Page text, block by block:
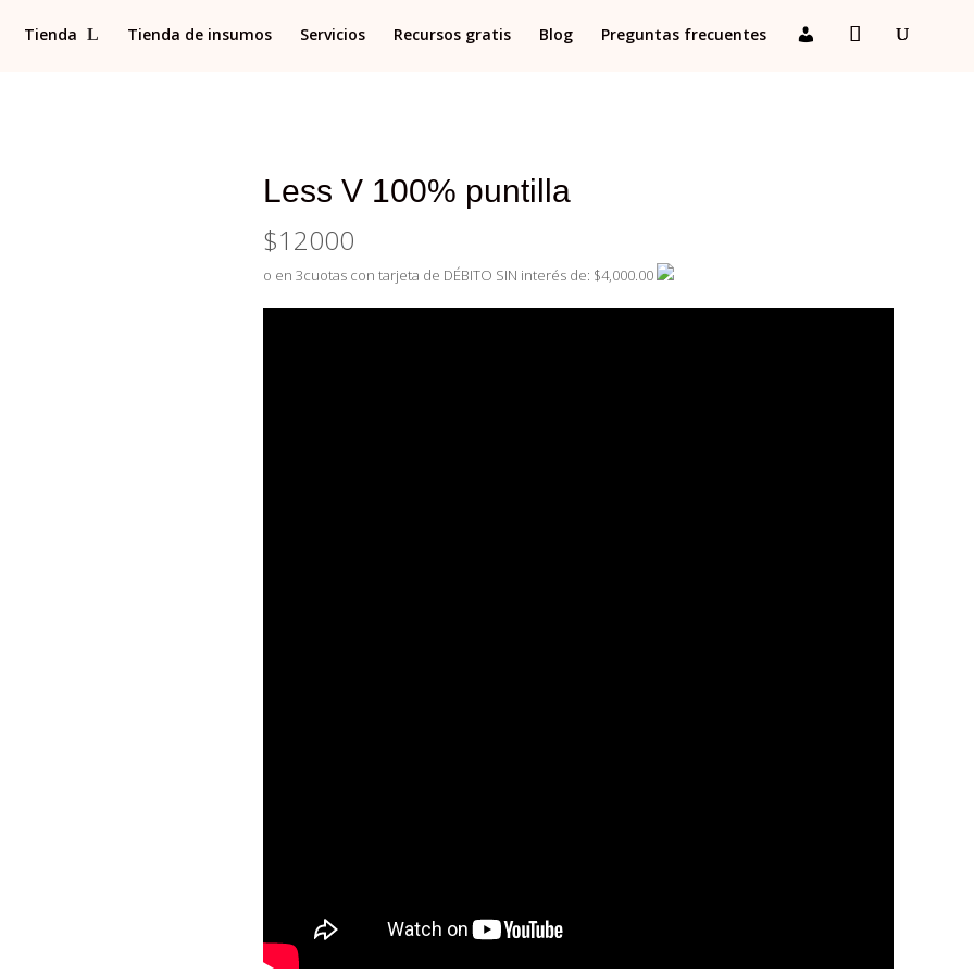
Tienda Tienda de insumos Servicios Recursos gratis Blog Preguntas frecuentes
Less V 100% puntilla
$12000
o en 3cuotas con tarjeta de DÉBITO SIN interés de: $4,000.00